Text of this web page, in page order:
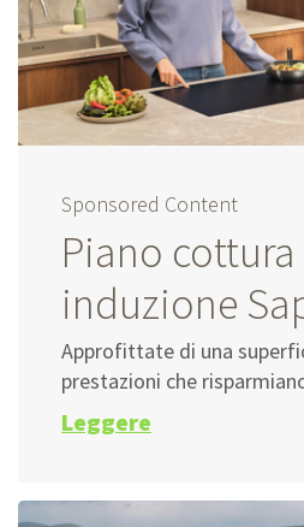
Sponsored Content
Piano cottura
induzione
Approfittate di una
prestazioni che
Leggere